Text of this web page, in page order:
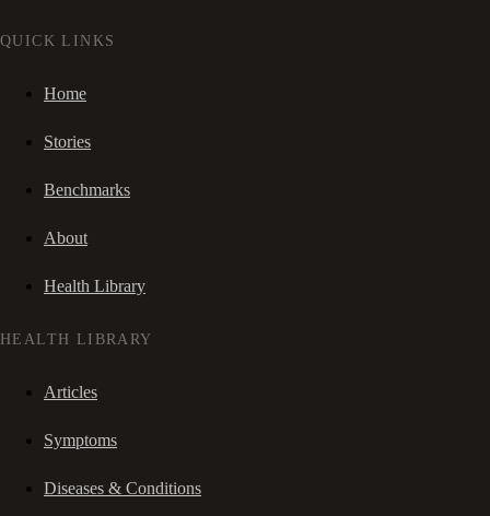
QUICK LINKS
Home
Stories
Benchmarks
About
Health Library
HEALTH LIBRARY
Articles
Symptoms
Diseases & Conditions